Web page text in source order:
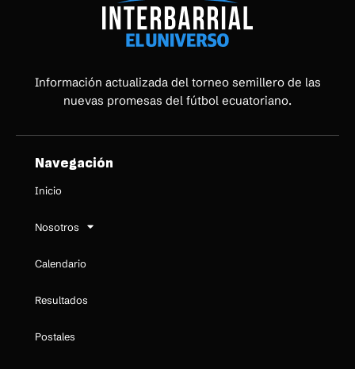
Información actualizada del torneo semillero de las
nuevas promesas del fútbol ecuatoriano.
Navegación
Inicio
Nosotros
Calendario
Resultados
Postales